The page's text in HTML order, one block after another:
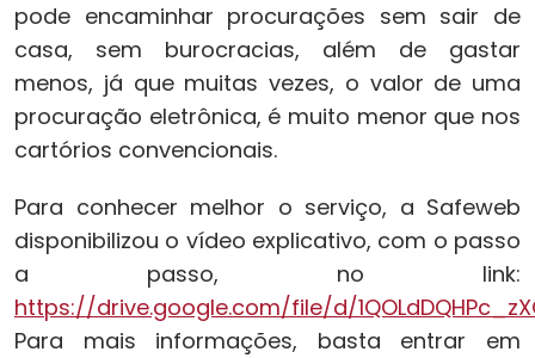
pode encaminhar procurações sem sair de
casa, sem burocracias, além de gastar
menos, já que muitas vezes, o valor de uma
procuração eletrônica, é muito menor que nos
cartórios convencionais.
Para conhecer melhor o serviço, a Safeweb
disponibilizou o vídeo explicativo, com o passo
a passo, no link:
https://drive.google.com/file/d/
Para mais informações, basta entrar em